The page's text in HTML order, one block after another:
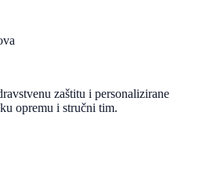
zaštitu i personalizirane
opremu i stručni tim.